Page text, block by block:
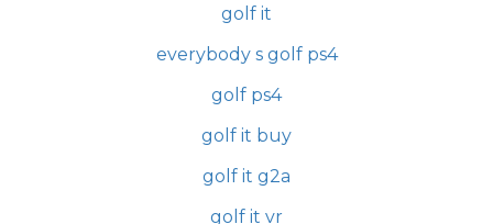
golf it
everybody s golf ps4
golf ps4
golf it buy
golf it g2a
golf it vr